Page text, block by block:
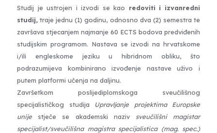
Studij je ustrojen i izvodi se kao redoviti i izvanredni
studij,traje jednu (1) godinu, odnosno dva (2) semestra te
završava stjecanjem najmanje 60 ECTS bodova predviđenih
studijskim programom. Nastava se izvodi na hrvatskome
i/ili engleskome jeziku u hibridnom obliku, što
podrazumijeva kombinirano izvođenje nastave uživo i
putem platformi učenja na daljinu.
Završetkom poslijediplomskoga sveučilišnog
specijalističkog studija
Upravljanje projektima Europske
unije stječe se akademski naziv sveučilišni magistar
specijalist/sveučilišna magistra specijalistica (mag. spec.)